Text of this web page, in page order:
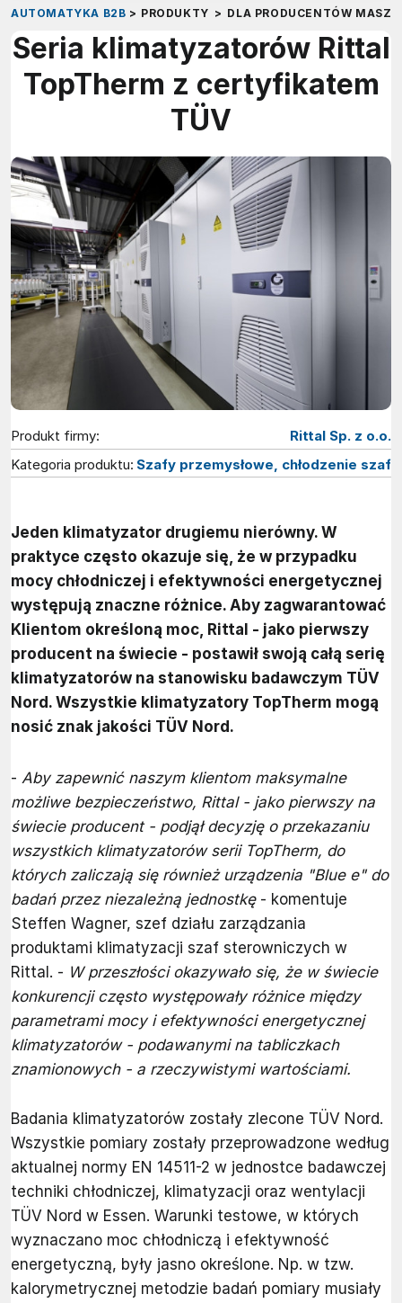
AUTOMATYKA B2B > PRODUKTY > DLA PRODUCENTÓW
Seria klimatyzatorów Rittal
TopTherm z certyfikatem
TÜV
Produkt firmy:
Rittal Sp. z o.o.
Kategoria produktu: Szafy przemysłowe, chłodzenie szaf
Jeden klimatyzator drugiemu nierówny. W
praktyce często okazuje się, że w przypadku
mocy chłodniczej i efektywności energetycznej
występują znaczne różnice. Aby zagwarantować
Klientom określoną moc, Rittal - jako pierwszy
producent na świecie - postawił swoją całą serię
klimatyzatorów na stanowisku badawczym TÜV
Nord. Wszystkie klimatyzatory TopTherm mogą
nosić znak jakości TÜV Nord.
- Aby zapewnić naszym klientom maksymalne
możliwe bezpieczeństwo, Rittal - jako pierwszy na
świecie producent - podjął decyzję o przekazaniu
wszystkich klimatyzatorów serii TopTherm, do
których zaliczają się również urządzenia "Blue e" do
badań przez niezależną jednostkę- komentuje
Steffen Wagner, szef działu zarządzania
produktami klimatyzacji szaf sterowniczych w
Rittal. - W przeszłości okazywało się, że w świecie
konkurencji często występowały różnice między
parametrami mocy i efektywności energetycznej
klimatyzatorów - podawanymi na tabliczkach
znamionowych - a rzeczywistymi wartościami.
Badania klimatyzatorów zostały zlecone TÜV Nord.
Wszystkie pomiary zostały przeprowadzone według
aktualnej normy EN 14511-2 w jednostce badawczej
techniki chłodniczej, klimatyzacji oraz wentylacji
TÜV Nord w Essen. Warunki testowe, w których
wyznaczano moc chłodniczą i efektywność
energetyczną, były jasno określone. Np. w tzw.
kalorymetrycznej metodzie badań pomiary musiały